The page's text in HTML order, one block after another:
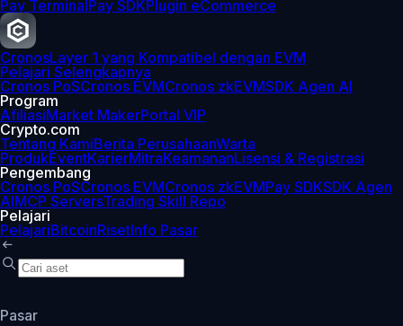
Pay TerminalPay SDKPlugin eCommerce
CronosLayer 1 yang Kompatibel dengan EVM
Pelajari Selengkapnya
Cronos PoSCronos EVMCronos zkEVMSDK Agen AI
Program
AfiliasiMarket MakerPortal VIP
Crypto.com
Tentang KamiBerita PerusahaanWarta
ProdukEventKarierMitraKeamananLisensi & Registrasi
Pengembang
Cronos PoSCronos EVMCronos zkEVMPay SDKSDK Agen
AIMCP ServersTrading Skill Repo
Pelajari
PelajariBitcoinRisetInfo Pasar
Pasar